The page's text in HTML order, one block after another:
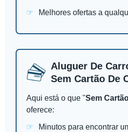
Melhores ofertas a
Aluguer De
Sem Cartão De
Aqui está o que "Sem
oferece:
Minutos para encontrar